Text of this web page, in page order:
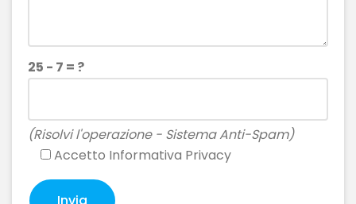
25 - 7 = ?
(Risolvi l'operazione - Sistema Anti-Spam)
Accetto Informativa Privacy